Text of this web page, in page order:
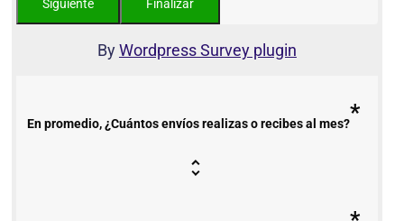
ByWordpress Survey plugin
En promedio, ¿Cuántos envíos realizas o recibes al mes?*